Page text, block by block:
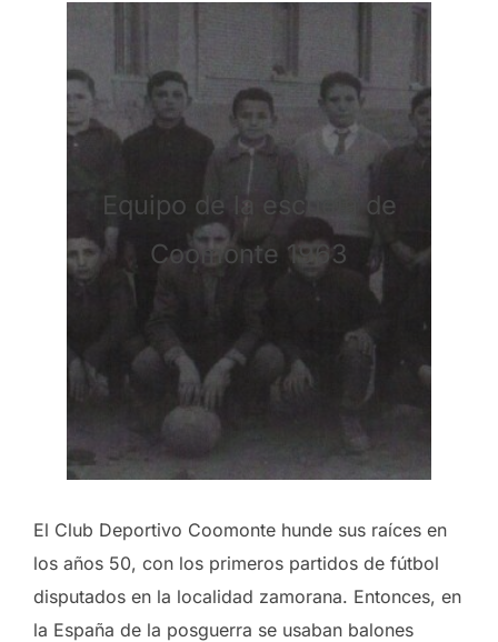
Equipo de la escuela de
Coomonte 1963
El Club Deportivo Coomonte hunde sus raíces en
los años 50, con los primeros partidos de fútbol
disputados en la localidad zamorana. Entonces, en
la España de la posguerra se usaban balones